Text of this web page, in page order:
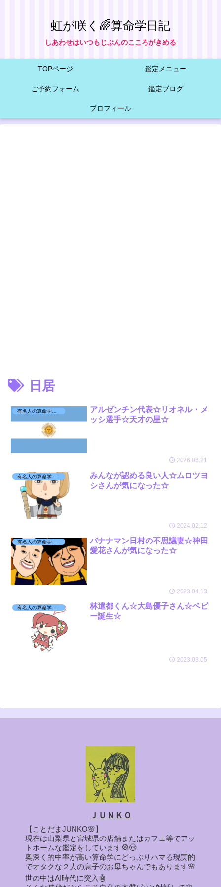
虹が咲く🌈算命学日記
しあわせはいつもじぶんのこころがきめる
TOPページ 鑑定メニュー
ご予約フォーム 鑑定ブログ
プロフィール
日居
有名人の算命学日記☆
アルゼンチン代表☆リオネル・メ
ッシ選手☆天才の星☆
2026.06.21
有名人の算命学日記☆
みんなが認める良い人☆ムロツヨ
シさんが気になった☆
2024.02.12
有名人の算命学日記☆
バナナマン日村の不思議妻☆神田
愛花さんが気になった☆
2023.04.13
有名人の算命学日記☆
林遣都くん☆大島優子さん☆ベビ
ー誕生☆
2023.03.05
ＪＵＮＫＯ
【ことだまJUNKO🌸】
現在は山梨県と宮城県の店舗またはカフェ等でアッ
トホームな鑑定をしています🎡🤠
奥深く的中率が高い算命学にどっぷりハマる現実的
でオタクな２人の息子のお母ちゃんでもあります🌸
世の中はAI時代に突入🤖